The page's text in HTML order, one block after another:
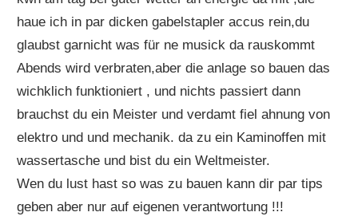
haue ich in par dicken gabelstapler accus rein,du
glaubst garnicht was für ne musick da rauskommt
Abends wird verbraten,aber die anlage so bauen das
wichklich funktioniert , und nichts passiert dann
brauchst du ein Meister und verdamt fiel ahnung von
elektro und und mechanik. da zu ein Kaminoffen mit
wassertasche und bist du ein Weltmeister.
Wen du lust hast so was zu bauen kann dir par tips
geben aber nur auf eigenen verantwortung !!!